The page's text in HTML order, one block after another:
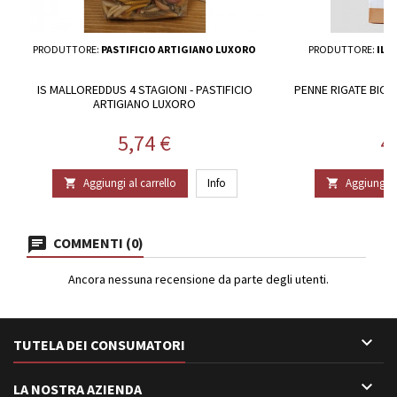
PRODUTTORE: PASTIFICIO ARTIGIANO LUXORO
IS MALLOREDDUS 4 STAGIONI - PASTIFICIO
ARTIGIANO LUXORO
Prezzo
5,74 €
 Aggiungi al carrello Info
PRODUTTORE: IL
PENNE RIGATE BIO
 Aggiungi
COMMENTI (0)
Ancora nessuna recensione da parte degli utenti.
TUTELA DEI CONSUMATORI 
LA NOSTRA AZIENDA 